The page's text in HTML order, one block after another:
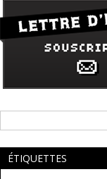
ÉTIQUETTES